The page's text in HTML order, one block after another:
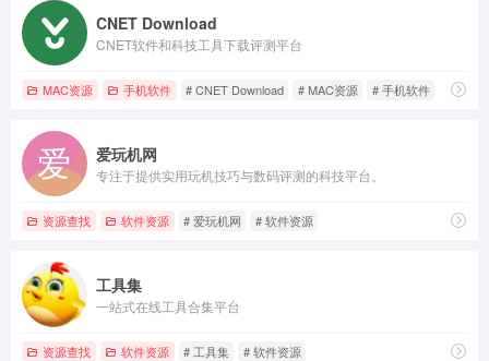
CNET Download
CNET软件和科技工具下载评测平台
MAC资源 手机软件 # CNET Download # MAC资源 # 手机软件
爱玩机网
专注于提供实用玩机技巧与数码评测的科技平台。
资源查找 软件资源 # 爱玩机网 # 软件资源
工具集
一站式在线工具合集平台
资源查找 软件资源 # 工具集 # 软件资源